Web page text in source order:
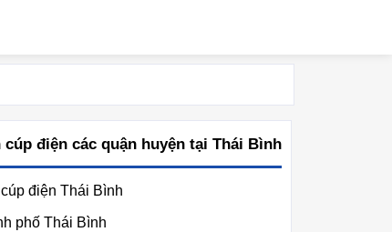
cúp điện các quận huyện tại Thái Bình
cúp điện Thái Bình
phố Thái Bình